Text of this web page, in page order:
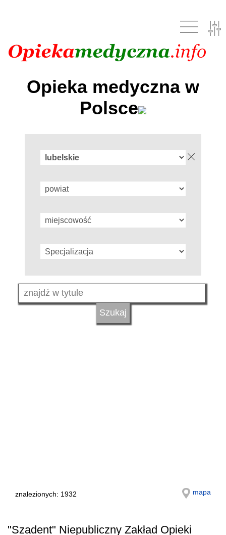
Opieka medyczna w
Polsce
znalezionych: 1932 mapa
"Szadent" Niepubliczny Zakład Opieki